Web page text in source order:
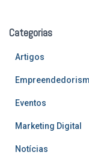
Categorias
Artigos
Eventos
Marketing Digital
Notícias